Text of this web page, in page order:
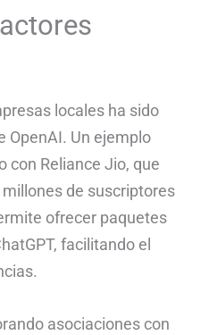
locales ha sido
OpenAI. Un ejemplo
con Reliance Jio, que
de suscriptores
ofrecer paquetes
facilitando el
asociaciones con